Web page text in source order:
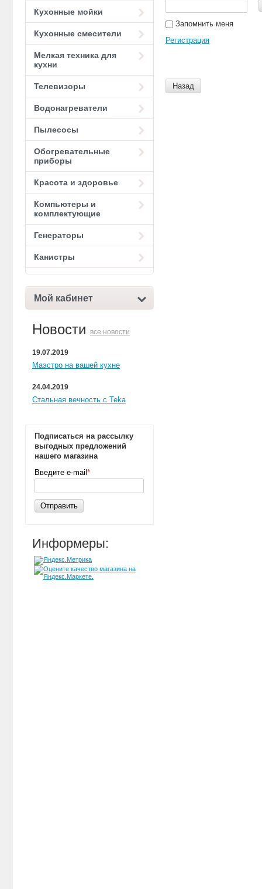
Кухонные мойки
Кухонные смесители
Мелкая техника для
кухни
Телевизоры
Водонагреватели
Пылесосы
Обогревательные
приборы
Красота и здоровье
Компьютеры и
комплектующие
Генераторы
Канистры
Мой кабинет
Новости все новости
19.07.2019
Маэстро на вашей кухне
24.04.2019
Стальная вечность с Teka
Подписаться на рассылку
выгодных предложений
нашего магазина
Введите e-mail *
Отправить
Информеры:
Запомнить меня
Регистрация
Назад